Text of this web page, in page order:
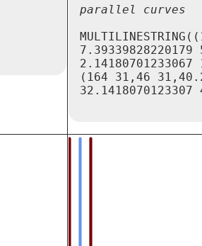
7.39339828220179
(164 31,46